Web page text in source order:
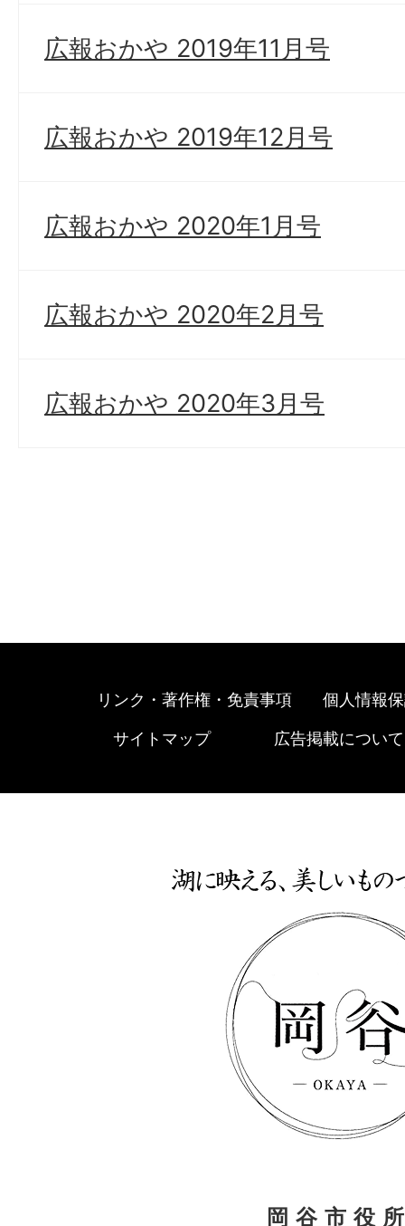
広報おかや 2019年11月号
広報おかや 2019年12月号
広報おかや 2020年1月号
広報おかや 2020年2月号
広報おかや 2020年3月号
リンク・著作権・免責事項 個人情報
サイトマップ 広告掲載について
岡谷市役